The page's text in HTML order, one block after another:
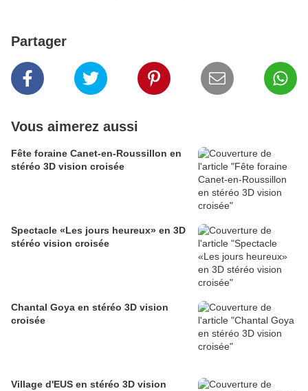
Partager
Vous aimerez aussi
Fête foraine Canet-en-Roussillon en
stéréo 3D vision croisée
Spectacle «Les jours heureux» en 3D
stéréo vision croisée
Chantal Goya en stéréo 3D vision
croisée
Village d'EUS en stéréo 3D vision